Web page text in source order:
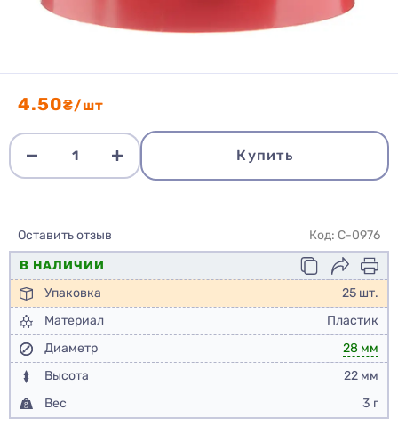
4.50₴/шт
Купить
Оставить отзыв
Код: C-0976
В НАЛИЧИИ
Упаковка
25 шт.
Материал
Пластик
Диаметр
28 мм
Высота
22 мм
Вес
3 г